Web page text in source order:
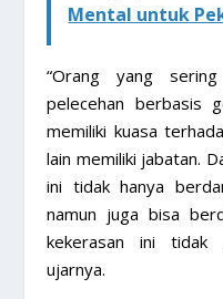
Mental untuk
“Orang yang
pelecehan berbasis
memiliki kuasa
lain memiliki jabatan.
ini tidak hanya
namun juga bisa
kekerasan ini tidak
ujarnya.